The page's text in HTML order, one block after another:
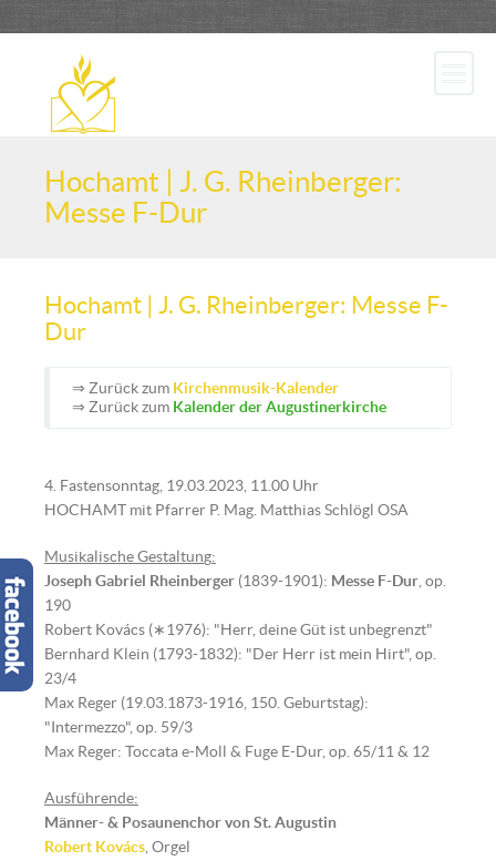
Hochamt | J. G. Rheinberger:
Messe F-Dur
Hochamt | J. G. Rheinberger: Messe F-
Dur
⇒ Zurück zum Kirchenmusik-Kalender
⇒ Zurück zum Kalender der Augustinerkirche
4. Fastensonntag, 19.03.2023, 11.00 Uhr
HOCHAMT mit Pfarrer P. Mag. Matthias Schlögl OSA
Musikalische Gestaltung:
Joseph Gabriel Rheinberger (1839-1901): Messe F-Dur , op.
190
Robert Kovács (∗1976): "Herr, deine Güt ist unbegrenzt"
Bernhard Klein (1793-1832): "Der Herr ist mein Hirt", op.
23/4
Max Reger (19.03.1873-1916, 150. Geburtstag):
"Intermezzo", op. 59/3
Max Reger: Toccata e-Moll & Fuge E-Dur, op. 65/11 & 12
Ausführende:
Männer- & Posaunenchor von St. Augustin
Robert Kovács , Orgel